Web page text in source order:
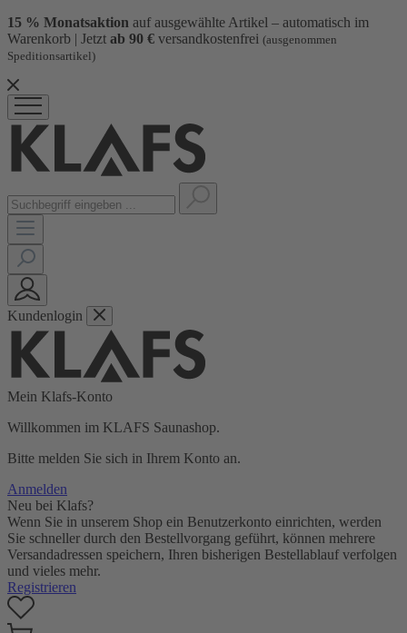
15 % Monatsaktion auf ausgewählte Artikel – automatisch im
Warenkorb | Jetzt ab 90 € versandkostenfrei (ausgenommen
Speditionsartikel)
Kundenlogin
Mein Klafs-Konto
Willkommen im KLAFS Saunashop.
Bitte melden Sie sich in Ihrem Konto an.
Anmelden
Neu bei Klafs?
Wenn Sie in unserem Shop ein Benutzerkonto einrichten, werden
Sie schneller durch den Bestellvorgang geführt, können mehrere
Versandadressen speichern, Ihren bisherigen Bestellablauf verfolgen
und vieles mehr.
Registrieren